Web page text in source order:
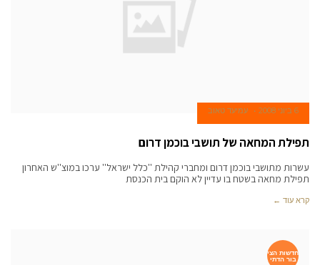
6 ביוני 2008 עמיעד טאוב
תפילת המחאה של תושבי בוכמן דרום
עשרות מתושבי בוכמן דרום ומחברי קהילת ''כלל ישראל'' ערכו במוצ''ש האחרון
תפילת מחאה בשטח בו עדיין לא הוקם בית הכנסת
קרא עוד ←
חדשות הצי
בור הדתי